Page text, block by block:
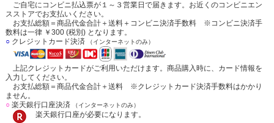
ご自宅にコンビニ払込票が１～３営業日で届きます。お近くのコンビニエン
スストアでお支払いください。
お支払総額＝商品代金合計＋送料＋コンビニ決済手数料 ※コンビニ決済手
数料は一律 ￥300 (税別) となります。
○クレジットカード決済 （インターネットのみ）
上記クレジットカードがご利用いただけます。商品購入時に、カード情報を
入力してください。
お支払総額＝商品代金合計＋送料 ※クレジットカード決済手数料はかかり
ません。
○楽天銀行口座決済 （インターネットのみ）
楽天銀行口座が必要になります。